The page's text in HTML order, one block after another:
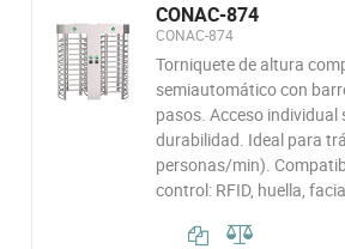
CONAC-874
CONAC-874
Torniquete de altura
semiautomático con
pasos. Acceso individual
durabilidad. Ideal para
personas/min).
control: RFID, huella,